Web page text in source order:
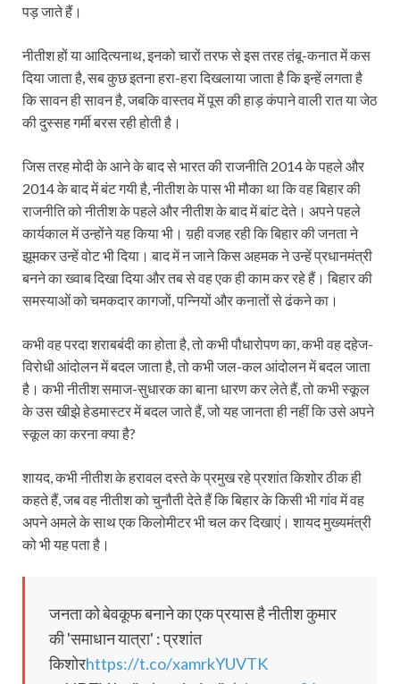
पड़ जाते हैं।
नीतीश हों या आदित्यनाथ, इनको चारों तरफ से इस तरह तंबू-कनात में कस
दिया जाता है, सब कुछ इतना हरा-हरा दिखलाया जाता है कि इन्हें लगता है
कि सावन ही सावन है, जबकि वास्तव में पूस की हाड़ कंपाने वाली रात या जेठ
की दुस्सह गर्मी बरस रही होती है।
जिस तरह मोदी के आने के बाद से भारत की राजनीति 2014 के पहले और
2014 के बाद में बंट गयी है, नीतीश के पास भी मौका था कि वह बिहार की
राजनीति को नीतीश के पहले और नीतीश के बाद में बांट देते। अपने पहले
कार्यकाल में उन्होंने यह किया भी। य़ही वजह रही कि बिहार की जनता ने
झूमकर उन्हें वोट भी दिया। बाद में न जाने किस अहमक ने उन्हें प्रधानमंत्री
बनने का ख्वाब दिखा दिया और तब से वह एक ही काम कर रहे हैं। बिहार की
समस्याओं को चमकदार कागजों, पन्नियों और कनातों से ढंकने का।
कभी वह परदा शराबबंदी का होता है, तो कभी पौधारोपण का, कभी वह दहेज-
विरोधी आंदोलन में बदल जाता है, तो कभी जल-कल आंदोलन में बदल जाता
है। कभी नीतीश समाज-सुधारक का बाना धारण कर लेते हैं, तो कभी स्कूल
के उस खीझे हेडमास्टर में बदल जाते हैं, जो यह जानता ही नहीं कि उसे अपने
स्कूल का करना क्या है?
शायद, कभी नीतीश के हरावल दस्ते के प्रमुख रहे प्रशांत किशोर ठीक ही
कहते हैं, जब वह नीतीश को चुनौती देते हैं कि बिहार के किसी भी गांव में वह
अपने अमले के साथ एक किलोमीटर भी चल कर दिखाएं। शायद मुख्यमंत्री
को भी यह पता है।
जनता को बेवकूफ बनाने का एक प्रयास है नीतीश कुमार
की 'समाधान यात्रा' : प्रशांत
किशोरhttps://t.co/xamrkYUVTK